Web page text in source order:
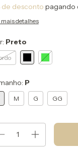
de desconto pagando
mais detalhes
Preto
P
M G GG